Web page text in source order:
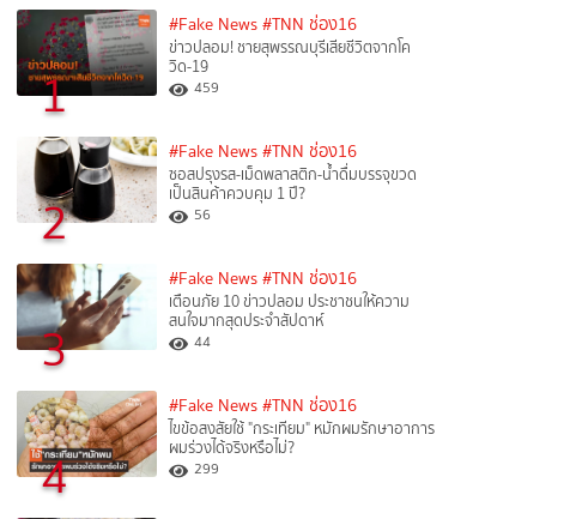
1
#Fake News #TNN ช่อง16
ข่าวปลอม! ชายสุพรรณบุรีเสียชีวิตจากโค
วิด-19
459
2
#Fake News #TNN ช่อง16
ซอสปรุงรส-เม็ดพลาสติก-น้ำดื่มบรรจุขวด
เป็นสินค้าควบคุม 1 ปี?
56
3
#Fake News #TNN ช่อง16
เตือนภัย 10 ข่าวปลอม ประชาชนให้ความ
สนใจมากสุดประจำสัปดาห์
44
4
#Fake News #TNN ช่อง16
ไขข้อสงสัยใช้ "กระเทียม" หมักผมรักษาอาการ
ผมร่วงได้จริงหรือไม่?
299